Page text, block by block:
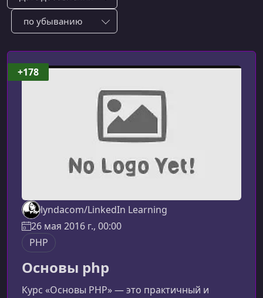
Сотировать по:
lyndacom/LinkedIn Learning
26 мая 2016 г., 00:00
PHP
Основы php
Курс «Основы PHP» — это практичный и
+178